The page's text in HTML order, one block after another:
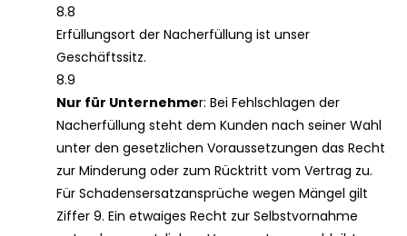
8.8
Erfüllungsort der Nacherfüllung ist unser
Geschäftssitz.
8.9
Nur für Unternehmer: Bei Fehlschlagen der
Nacherfüllung steht dem Kunden nach seiner Wahl
unter den gesetzlichen Voraussetzungen das Recht
zur Minderung oder zum Rücktritt vom Vertrag zu.
Für Schadensersatzansprüche wegen Mängel gilt
Ziffer 9. Ein etwaiges Recht zur Selbstvornahme